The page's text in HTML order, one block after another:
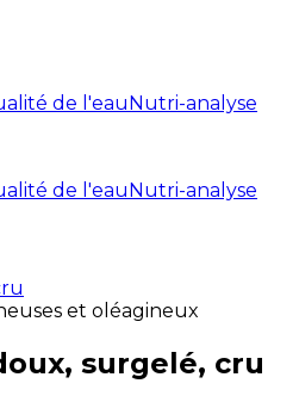
de l'eauNutri-analyse
de l'eauNutri-analyse
et oléagineux
surgelé, cru